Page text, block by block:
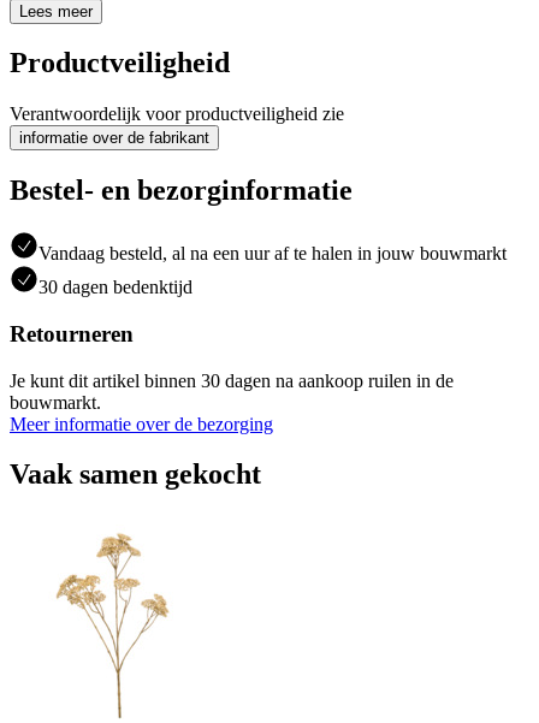
Lees meer
Productveiligheid
Verantwoordelijk voor productveiligheid zie
informatie over de fabrikant
Bestel- en bezorginformatie
Vandaag besteld, al na een uur af te halen in jouw bouwmarkt
30 dagen bedenktijd
Retourneren
Je kunt dit artikel binnen 30 dagen na aankoop ruilen in de
bouwmarkt.
Meer informatie over de bezorging
Vaak samen gekocht